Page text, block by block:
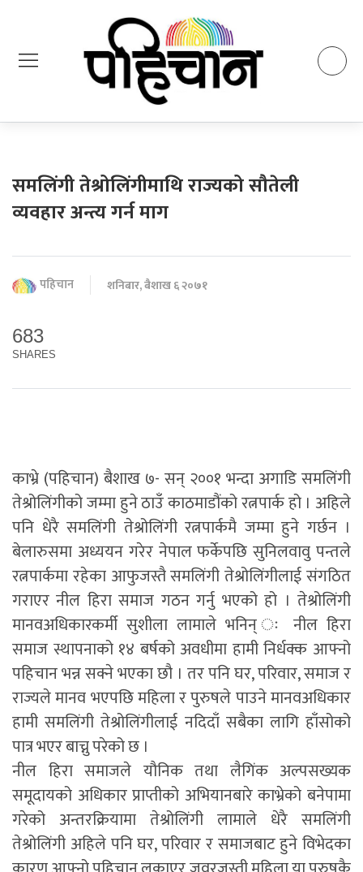
समलिंगी तेश्रोलिंगीमाथि राज्यको सौतेली
व्यवहार अन्त्य गर्न माग
पहिचान शनिबार, बैशाख ६ २०७१
683
SHARES
काभ्रे (पहिचान) बैशाख ७- सन् २००१ भन्दा अगाडि समलिंगी
तेश्रोलिंगीको जम्मा हुने ठाउँ काठमाडौंको रत्नपार्क हो । अहिले
पनि धेरै समलिंगी तेश्रोलिंगी रत्नपार्कमै जम्मा हुने गर्छन ।
बेलारुसमा अध्ययन गरेर नेपाल फर्केपछि सुनिलवावु पन्तले
रत्नपार्कमा रहेका आफुजस्तै समलिंगी तेश्रोलिंगीलाई संगठित
गराएर नील हिरा समाज गठन गर्नु भएको हो । तेश्रोलिंगी
मानवअधिकारकर्मी सुशीला लामाले भनिन् ः नील हिरा
समाज स्थापनाको १४ बर्षको अवधीमा हामी निर्धक्क आफ्नो
पहिचान भन्न सक्ने भएका छौ । तर पनि घर, परिवार, समाज र
राज्यले मानव भएपछि महिला र पुरुषले पाउने मानवअधिकार
हामी समलिंगी तेश्रोलिंगीलाई नदिदाँ सबैका लागि हाँसोको
पात्र भएर बाच्नु परेको छ ।
नील हिरा समाजले यौनिक तथा लैगिंक अल्पसख्यक
समूदायको अधिकार प्राप्तीको अभियानबारे काभ्रेको बनेपामा
गरेको अन्तरक्रियामा तेश्रोलिंगी लामाले धेरै समलिंगी
तेश्रोलिंगी अहिले पनि घर, परिवार र समाजबाट हुने विभेदका